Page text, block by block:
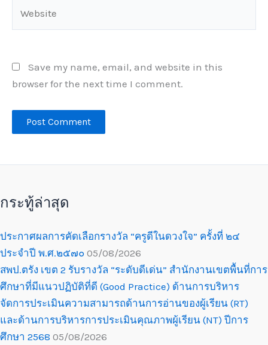
Save my name, email, and website in this
browser for the next time I comment.
กระทู้ล่าสุด
ประกาศผลการคัดเลือกรางวัล “ครูดีในดวงใจ” ครั้งที่ ๒๔
ประจำปี พ.ศ.๒๕๗๐ 05/08/2026
สพป.ตรัง เขต 2 รับรางวัล “ระดับดีเด่น” สำนักงานเขตพื้นที่การ
ศึกษาที่มีแนวปฏิบัติที่ดี (Good Practice) ด้านการบริหาร
จัดการประเมินความสามารถด้านการอ่านของผู้เรียน (RT)
และด้านการบริหารการประเมินคุณภาพผู้เรียน (NT) ปีการ
ศึกษา 2568 05/08/2026